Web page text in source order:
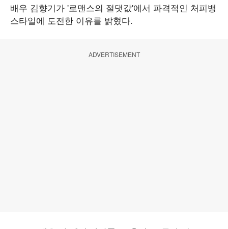
배우 김향기가 '로맨스의 절댓값'에서 파격적인 처피뱅
스타일에 도전한 이유를 밝혔다.
ADVERTISEMENT